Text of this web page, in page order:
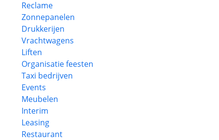
Reclame
Zonnepanelen
Drukkerijen
Vrachtwagens
Liften
Organisatie feesten
Taxi bedrijven
Events
Meubelen
Interim
Leasing
Restaurant